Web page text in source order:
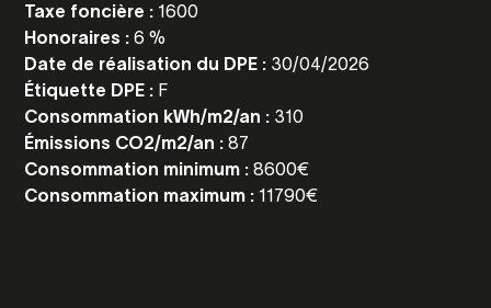
Taxe foncière : 1600
Honoraires :6 %
Date de réalisation du DPE : 30/04/2026
Étiquette DPE : F
Consommation kWh/m2/an : 310
Émissions CO2/m2/an :87
Consommation minimum :8600€
Consommation maximum : 11790€